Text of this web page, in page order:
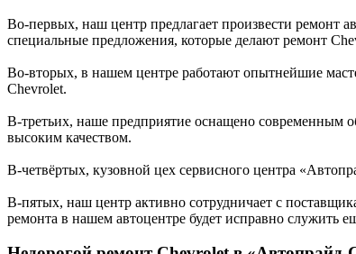
Во-первых, наш центр предлагает произвести ремонт
специальные предложения, которые делают ремонт
Во-вторых, в нашем центре работают опытнейшие
Chevrolet.
В-третьих, наше предприятие оснащено современным
высоким качеством.
В-четвёртых, кузовной цех сервисного центра
В-пятых, наш центр активно сотрудничает с
ремонта в нашем автоцентре будет исправно служить